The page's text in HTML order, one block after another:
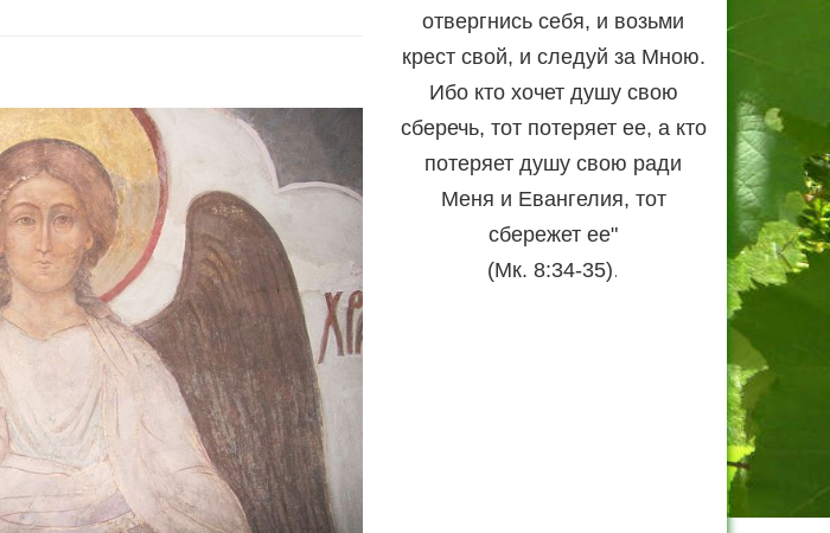
отвергнись себя, и возьми
крест свой, и следуй за Мною.
Ибо кто хочет душу свою
сберечь, тот потеряет ее, а кто
потеряет душу свою ради
Меня и Евангелия, тот
сбережет ее"
(Мк. 8:34-35).